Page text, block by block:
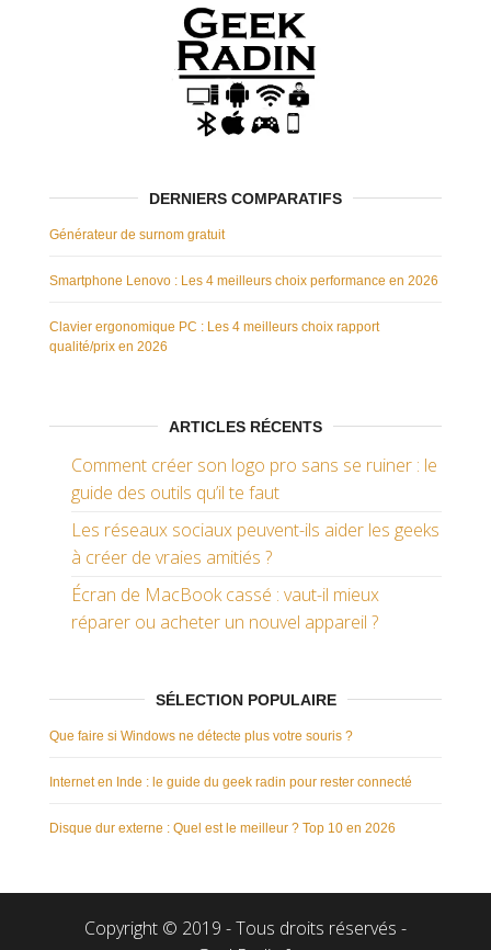
DERNIERS COMPARATIFS
Générateur de surnom gratuit
Smartphone Lenovo : Les 4 meilleurs choix performance en 2026
Clavier ergonomique PC : Les 4 meilleurs choix rapport
qualité/prix en 2026
ARTICLES RÉCENTS
Comment créer son logo pro sans se ruiner : le
guide des outils qu’il te faut
Les réseaux sociaux peuvent-ils aider les geeks
à créer de vraies amitiés ?
Écran de MacBook cassé : vaut-il mieux
réparer ou acheter un nouvel appareil ?
SÉLECTION POPULAIRE
Que faire si Windows ne détecte plus votre souris ?
Internet en Inde : le guide du geek radin pour rester connecté
Disque dur externe : Quel est le meilleur ? Top 10 en 2026
Copyright © 2019 - Tous droits réservés -